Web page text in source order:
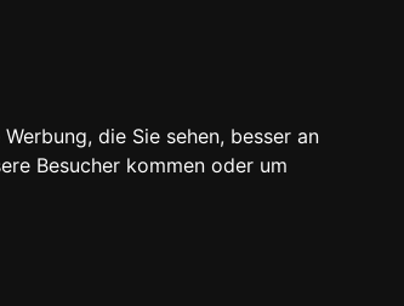
die Sie sehen, besser an
Besucher kommen oder um